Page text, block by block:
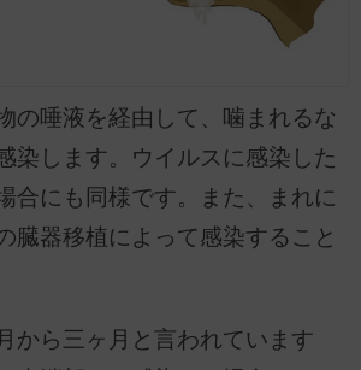
の唾液を経由して、噛まれるな
染します。ウイルスに感染した
合にも同様です。また、まれに
臓器移植によって感染すること
から三ヶ月と言われています